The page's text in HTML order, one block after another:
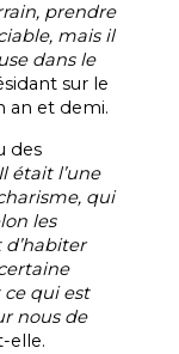
prendre
mais il
dans le
sur le
an et demi.
des
Il était l’une
qui
les
d’habiter
ce qui est
nous de
elle.